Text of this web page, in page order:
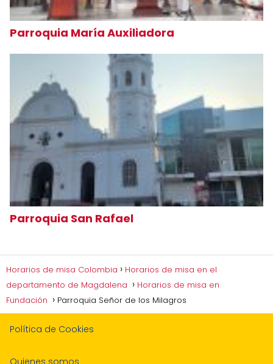
Parroquia María Auxiliadora
Parroquia San Rafael
Horarios de misa Colombia
Horarios de misa en el
departamento de Magdalena
Horarios de misa en
Fundación
Parroquia Señor de los Milagros
Política de Cookies
Quienes somos